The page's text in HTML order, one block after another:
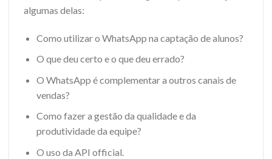
algumas delas:
Como utilizar o WhatsApp na captação de alunos?
O que deu certo e o que deu errado?
O WhatsApp é complementar a outros canais de
vendas?
Como fazer a gestão da qualidade e da
produtividade da equipe?
O uso da API official.